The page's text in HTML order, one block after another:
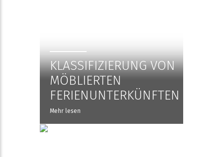
KLASSIFIZIERUNG VON
MÖBLIERTEN
FERIENUNTERKÜNFTEN
Mehr lesen